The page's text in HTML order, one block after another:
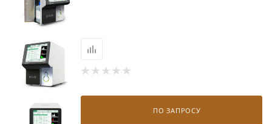
ПО ЗАПРОСУ